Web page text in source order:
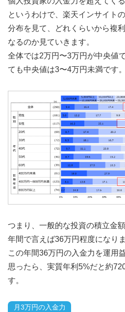
というわけで、楽天インサイト
分布を見て、どれくらいから複
なるのか見ていきます。
全体では2万円〜3万円が中央値
ても中央値は3〜4万円未満です。
つまり、一般的な投資の積立金
年間で言えば36万円程度になりま
この年間36万円の入金力を運用
思ったら、実質年利5%だと約
す。
月3万円の入金力